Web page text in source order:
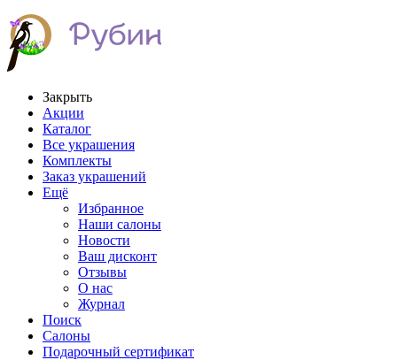
Закрыть
Акции
Каталог
Все украшения
Комплекты
Заказ украшений
Ещё
Избранное
Наши салоны
Новости
Ваш дисконт
Отзывы
О нас
Журнал
Поиск
Салоны
Подарочный сертификат